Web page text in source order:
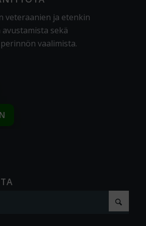
veteraanien ja etenkin
sekä
vaalimista.